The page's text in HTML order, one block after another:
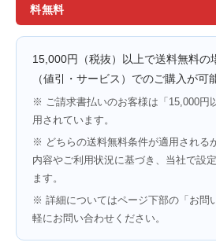
料無料
15,000円（税抜）以上で送料無料の
（値引・サービス）でのご購入が可
※ ご請求書払いのお客様は「15,000円
用されています。
※ どちらの送料無料条件が適用される
内容やご利用状況に基づき、当社で設
ます。
※ 詳細についてはページ下部の「お問
軽にお問い合わせください。